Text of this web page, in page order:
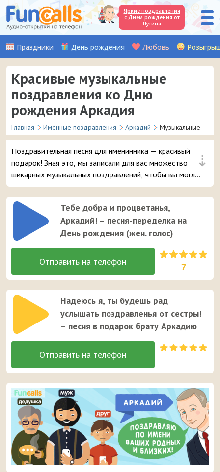
Яркие поздравления
с Днем рождения от
Путина
Праздники День рождения Любовь
Красивые музыкальные
поздравления ко Дню
рождения Аркадия
Главная Именные поздравления Аркадий Музыкальные
⇣
Поздравительная песня для именинника — красивый
подарок! Зная это, мы записали для вас множество
шикарных музыкальных поздравлений, чтобы вы могли
удивить и порадовать вашего друга или знакомого с
именем Аркадий в день его рождения.
Тебе добра и процветанья,
Аркадий! – песня-переделка на
День рождения (жен. голос)
7
Надеюсь я, ты будешь рад
услышать поздравленья от сестры!
– песня в подарок брату Аркадию